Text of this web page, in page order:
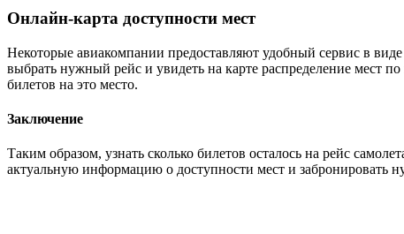
Онлайн-карта доступности мест
Некоторые авиакомпании предоставляют удобный сервис в
выбрать нужный рейс и увидеть на карте распределение мест
билетов на это место.
Заключение
Таким образом, узнать сколько билетов осталось на рейс
актуальную информацию о доступности мест и забронировать